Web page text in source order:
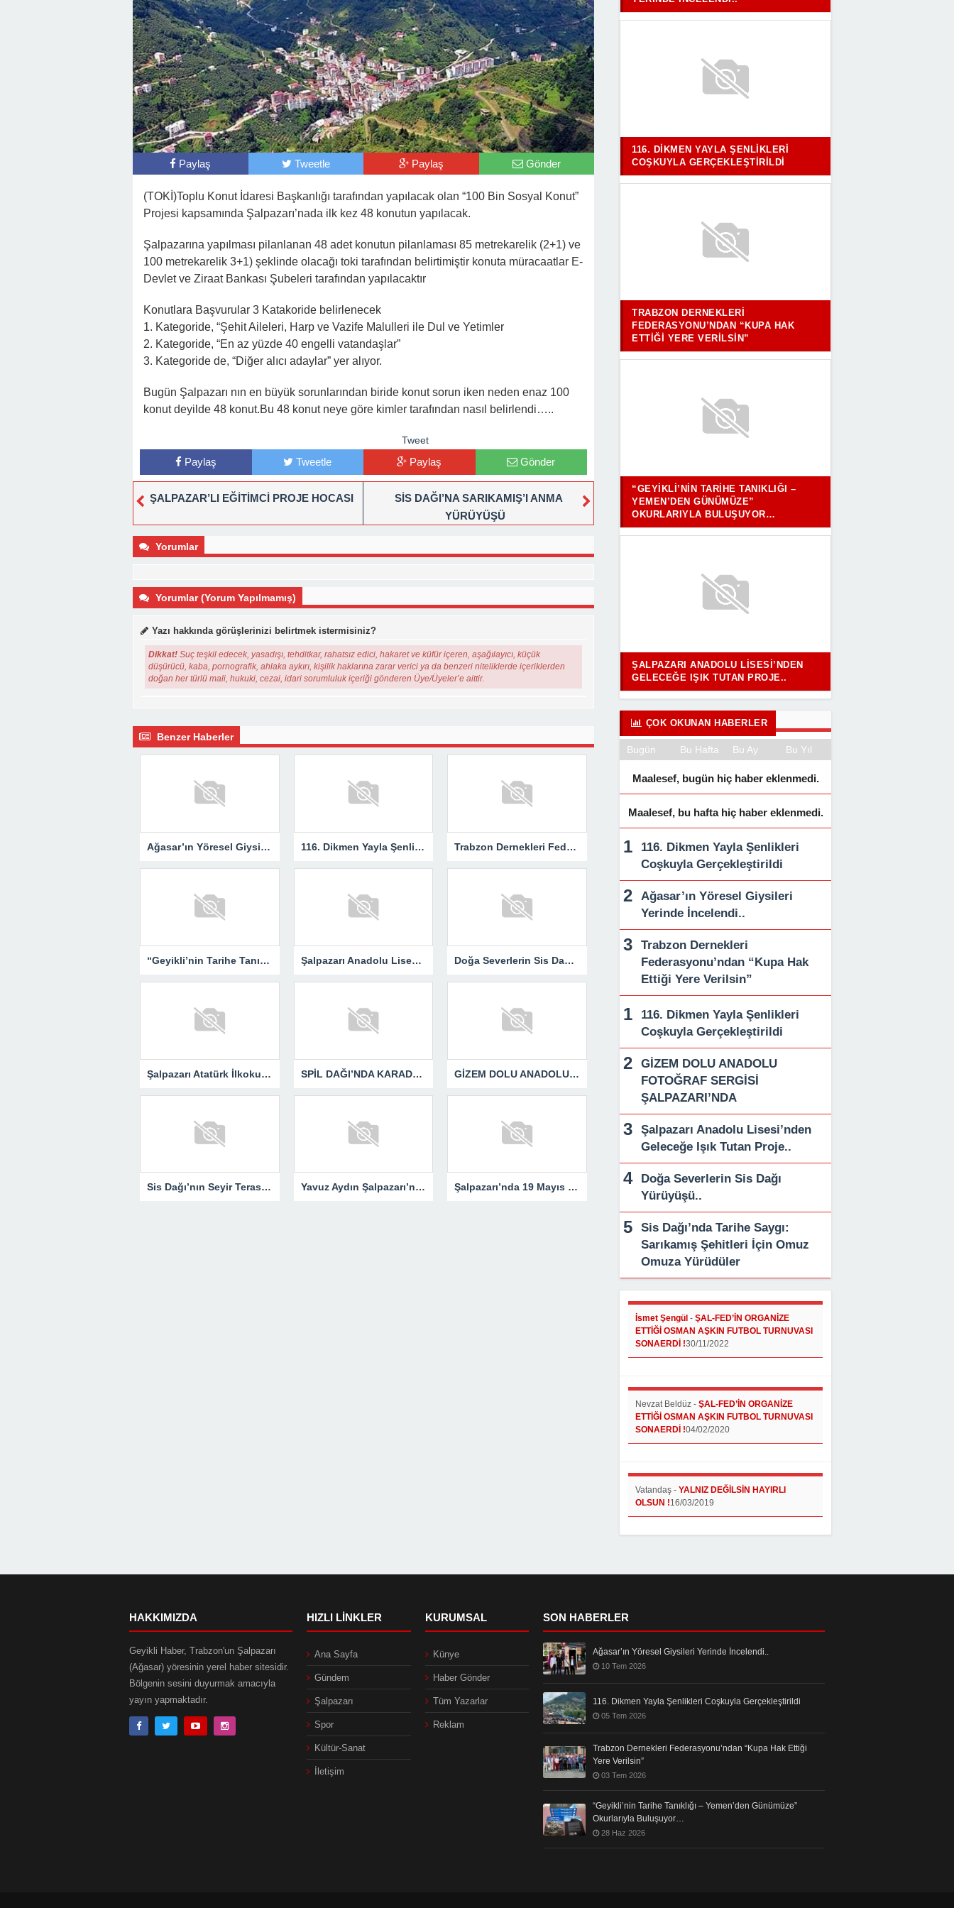
Paylaş Tweetle Paylaş Gönder
(TOKİ)Toplu Konut İdaresi Başkanlığı tarafından yapılacak olan “100 Bin Sosyal Konut”
Projesi kapsamında Şalpazarı’nada ilk kez 48 konutun yapılacak.
Şalpazarına yapılması pilanlanan 48 adet konutun pilanlaması 85 metrekarelik (2+1) ve
100 metrekarelik 3+1) şeklinde olacağı toki tarafından belirtimiştir konuta müracaatlar E-
Devlet ve Ziraat Bankası Şubeleri tarafından yapılacaktır
Konutlara Başvurular 3 Katakoride belirlenecek
1. Kategoride, “Şehit Aileleri, Harp ve Vazife Malulleri ile Dul ve Yetimler
2. Kategoride, “En az yüzde 40 engelli vatandaşlar”
3. Kategoride de, “Diğer alıcı adaylar” yer alıyor.
Bugün Şalpazarı nın en büyük sorunlarından biride konut sorun iken neden enaz 100
konut deyilde 48 konut.Bu 48 konut neye göre kimler tarafından nasıl belirlendi…..
Tweet
Paylaş Tweetle Paylaş Gönder
ŞALPAZAR’LI EĞİTİMCİ PROJE HOCASI
SİS DAĞI’NA SARIKAMIŞ’I ANMA
YÜRÜYÜŞÜ
Yorumlar
Yorumlar (Yorum Yapılmamış)
Yazı hakkında görüşlerinizi belirtmek istermisiniz?
Dikkat! Suç teşkil edecek, yasadışı, tehditkar, rahatsız edici, hakaret ve küfür içeren, aşağılayıcı, küçük
düşürücü, kaba, pornografik, ahlaka aykırı, kişilik haklarına zarar verici ya da benzeri niteliklerde içeriklerden
doğan her türlü mali, hukuki, cezai, idari sorumluluk içeriği gönderen Üye/Üyeler’e aittir.
Benzer Haberler
Ağasar’ın Yöresel Giysileri Yerinde İncelendi.. 116. Dikmen Yayla Şenlikleri Coşkuyla Gerçekleştirildi Trabzon Dernekleri Federasyonu’ndan “Kupa Hak Ettiği Yere Verilsin”
“Geyikli’nin Tarihe Tanıklığı – Yemen’den Günümüze” Okurlarıyla Buluşuyor… Şalpazarı Anadolu Lisesi’nden Geleceğe Işık Tutan Proje.. Doğa Severlerin Sis Dağı Yürüyüşü..
Şalpazarı Atatürk İlkokulu Öğrencilerinden Sis Dağı’na Kültür Gezisi SPİL DAĞI’NDA KARADENİZ COŞKUSU YAŞANDI.. GİZEM DOLU ANADOLU FOTOĞRAF SERGİSİ ŞALPAZARI’NDA
Sis Dağı’nın Seyir Terası “Kalpak Kaya”… Yavuz Aydın Şalpazarı’nda Gönüllere Dokundu. Şalpazarı’nda 19 Mayıs Coşkusu Meydanlara Sığmadı..
116. DIKMEN YAYLA ŞENLIKLERI
COŞKUYLA GERÇEKLEŞTIRILDI
TRABZON DERNEKLERI
FEDERASYONU’NDAN “KUPA HAK
ETTIĞI YERE VERILSIN”
“GEYIKLI’NIN TARIHE TANIKLIĞI –
YEMEN’DEN GÜNÜMÜZE”
OKURLARIYLA BULUŞUYOR…
ŞALPAZARI ANADOLU LISESI’NDEN
GELECEĞE IŞIK TUTAN PROJE..
ÇOK OKUNAN HABERLER
Bugün Bu Hafta Bu Ay Bu Yıl
Maalesef, bugün hiç haber eklenmedi.
Maalesef, bu hafta hiç haber eklenmedi.
116. Dikmen Yayla Şenlikleri
Coşkuyla Gerçekleştirildi
Ağasar’ın Yöresel Giysileri
Yerinde İncelendi..
Trabzon Dernekleri
Federasyonu’ndan “Kupa Hak
Ettiği Yere Verilsin”
116. Dikmen Yayla Şenlikleri
Coşkuyla Gerçekleştirildi
GİZEM DOLU ANADOLU
FOTOĞRAF SERGİSİ
ŞALPAZARI’NDA
Şalpazarı Anadolu Lisesi’nden
Geleceğe Işık Tutan Proje..
Doğa Severlerin Sis Dağı
Yürüyüşü..
Sis Dağı’nda Tarihe Saygı:
Sarıkamış Şehitleri İçin Omuz
Omuza Yürüdüler
İsmet Şengül - ŞAL-FED’İN ORGANİZE
ETTİĞİ OSMAN AŞKIN FUTBOL TURNUVASI
SONAERDİ !30/11/2022
Nevzat Beldüz - ŞAL-FED’İN ORGANİZE
ETTİĞİ OSMAN AŞKIN FUTBOL TURNUVASI
SONAERDİ !04/02/2020
Vatandaş - YALNIZ DEĞİLSİN HAYIRLI
OLSUN !16/03/2019
HAKKIMIZDA
Geyikli Haber, Trabzon'un Şalpazarı
(Ağasar) yöresinin yerel haber sitesidir.
Bölgenin sesini duyurmak amacıyla
yayın yapmaktadır.
HIZLI LINKLER
Ana Sayfa
Gündem
Şalpazarı
Spor
Kültür-Sanat
İletişim
KURUMSAL
Künye
Haber Gönder
Tüm Yazarlar
Reklam
SON HABERLER
Ağasar’ın Yöresel Giysileri Yerinde İncelendi..
10 Tem 2026
116. Dikmen Yayla Şenlikleri Coşkuyla Gerçekleştirildi
05 Tem 2026
Trabzon Dernekleri Federasyonu’ndan “Kupa Hak Ettiği
Yere Verilsin”
03 Tem 2026
“Geyikli’nin Tarihe Tanıklığı – Yemen’den Günümüze”
Okurlarıyla Buluşuyor…
28 Haz 2026